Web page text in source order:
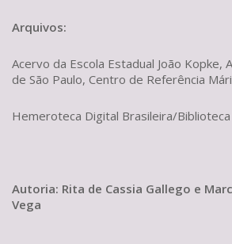
Arquivos:
Acervo da Escola Estadual João Kopke,
de São Paulo, Centro de Referência
Hemeroteca Digital Brasileira/Biblioteca
Autoria: Rita de Cassia Gallego e
Vega